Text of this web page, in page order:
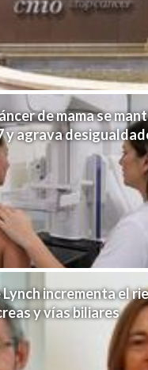
de mama se
y agrava
incrementa el
y vías biliares